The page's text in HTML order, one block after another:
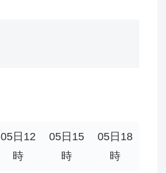
05日12
時
05日15
時
05日18
時